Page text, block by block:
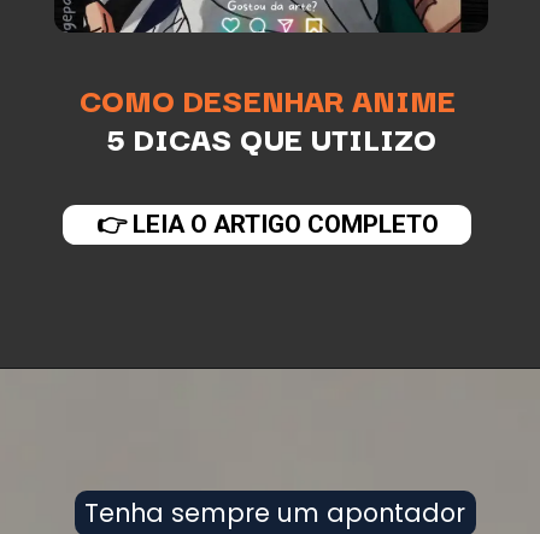
COMO DESENHAR ANIME
5 DICAS QUE UTILIZO
👉 LEIA O ARTIGO COMPLETO
Tenha sempre um apontador
Tenha sempre um apontador